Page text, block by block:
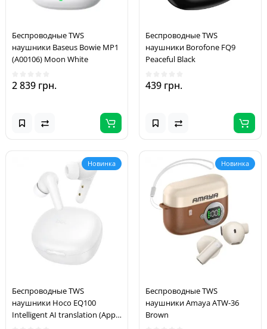
Беспроводные TWS
наушники Baseus Bowie MP1
(A00106) Moon White
2 839 грн.
Беспроводные TWS
наушники Borofone FQ9
Peaceful Black
439 грн.
Новинка
Беспроводные TWS
наушники Hoco EQ100
Intelligent AI translation (App)
Новинка
Беспроводные TWS
наушники Amaya ATW-36
Brown